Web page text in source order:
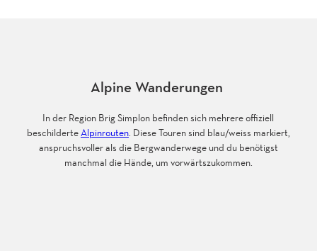
Alpine Wanderungen
In der Region Brig Simplon befinden sich mehrere offiziell
beschilderteAlpinrouten. Diese Touren sind blau/weiss markiert,
anspruchsvoller als die Bergwanderwege und du benötigst
manchmal die Hände, um vorwärtszukommen.